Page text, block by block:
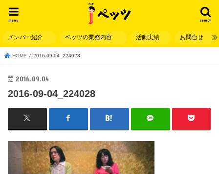
search
menu
メンバー紹介 ペッツの業務内容 活動実績 お問合せ
HOME 2016-09-04_224028
2016.09.04
2016-09-04_224028